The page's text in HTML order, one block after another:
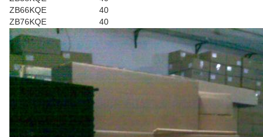
ZB66KQE
40
ZB76KQE
40